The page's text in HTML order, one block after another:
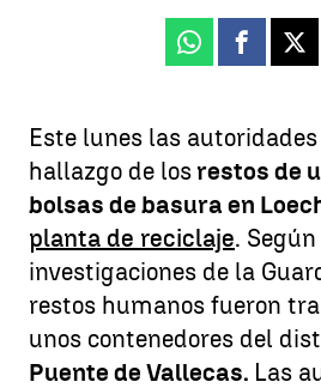
Whatsapp
Facebook
X
Este lunes las
hallazgo de losrestos de
bolsas de basura en
planta de reciclaje.
investigaciones de la
restos humanos fueron
unos contenedores del
Puente de Vallecas. Las